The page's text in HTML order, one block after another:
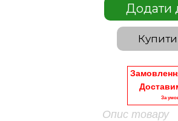
Додати
За
Опис товару